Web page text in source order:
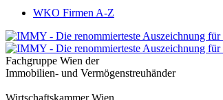
WKO Firmen A-Z
Fachgruppe Wien der
Immobilien- und Vermögenstreuhänder